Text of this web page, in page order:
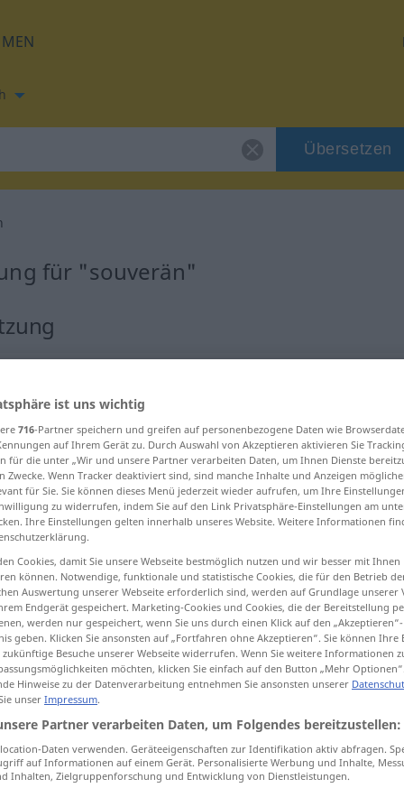
Übersetzen
für "souverän"
souverän POL
souverän FIG
ist uns wichtig
716-Partner speichern und greifen auf personenbezogene Daten wie
auf Ihrem Gerät zu. Durch Auswahl von Akzeptieren aktivieren Sie
für die unter „Wir und unsere Partner verarbeiten Daten, um Ihnen Dienste
Zwecke. Wenn Tracker deaktiviert sind, sind manche Inhalte und Anzeigen
für Sie. Sie können dieses Menü jederzeit wieder aufrufen, um Ihre
zu widerrufen, indem Sie auf den Link Privatsphäre-Einstellungen am
Ihre Einstellungen gelten innerhalb unseres Website. Weitere Informationen
Cookies, damit Sie unsere Webseite bestmöglich nutzen und wir besser mit Ihnen
können. Notwendige, funktionale und statistische Cookies, die für den Betrieb
Auswertung unserer Webseite erforderlich sind, werden auf Grundlage unserer
Endgerät gespeichert. Marketing-Cookies und Cookies, die der Bereitstellung
werden nur gespeichert, wenn Sie uns durch einen Klick auf den
geben. Klicken Sie ansonsten auf „Fortfahren ohne Akzeptieren“. Sie können
Besuche unserer Webseite widerrufen. Wenn Sie weitere Informationen
möchten, klicken Sie einfach auf den Button „Mehr
Hinweise zu der Datenverarbeitung entnehmen Sie ansonsten unserer
unser Impressum.
Partner verarbeiten Daten, um Folgendes bereitzustellen:
Daten verwenden. Geräteeigenschaften zur Identifikation aktiv abfragen.
auf Informationen auf einem Gerät. Personalisierte Werbung und Inhalte,
Inhalten, Zielgruppenforschung und Entwicklung von Dienstleistungen.